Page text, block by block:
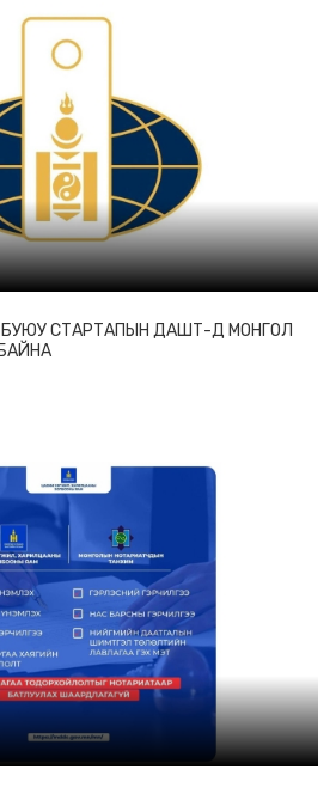
БУЮУ СТАРТАПЫН ДАШТ-Д МОНГОЛ